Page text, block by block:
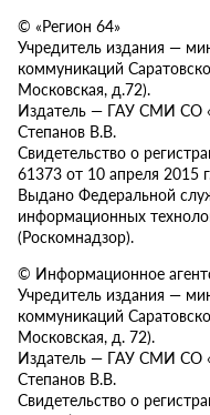
© «Регион 64»
Учредитель издания —
коммуникаций
Московская, д.72).
Издатель — ГАУ СМИ СО
Степанов В.В.
Свидетельство о
61373 от 10 апреля 2015
Выдано Федеральной
информационных
(Роскомнадзор).
© Информационное
Учредитель издания —
коммуникаций
Московская, д. 72).
Издатель — ГАУ СМИ СО
Степанов В.В.
Свидетельство о